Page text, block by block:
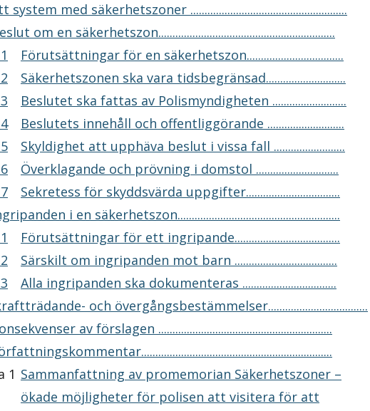
system med säkerhetszoner .......................................................
om en säkerhetszon..............................................................
Förutsättningar för en säkerhetszon..................................
Säkerhetszonen ska vara tidsbegränsad............................
Beslutet ska fattas av Polismyndigheten ..........................
Beslutets innehåll och offentliggörande ...........................
Skyldighet att upphäva beslut i vissa fall .........................
Överklagande och prövning i domstol .............................
Sekretess för skyddsvärda uppgifter.................................
i en säkerhetszon.........................................................
Förutsättningar för ett ingripande.....................................
Särskilt om ingripanden mot barn ....................................
Alla ingripanden ska dokumenteras .................................
och övergångsbestämmelser...................................
av förslagen .............................................................
1 Sammanfattning av promemorian Säkerhetszoner –
ökade möjligheter för polisen att visitera för att